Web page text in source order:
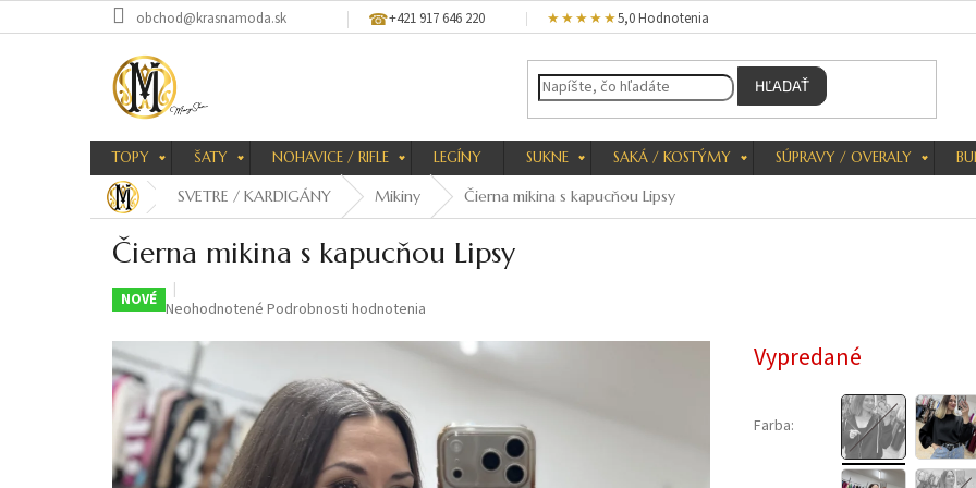
na
obchod@krasnamoda.sk +421 917 646 220 ★★★★★5,0 Hodnotenia
HĽADAŤ
TOPY ŠATY NOHAVICE / RIFLE LEGÍNY SUKNE SAKÁ / KOSTÝMY SÚPRAVY / OVERALY
SVETRE / KARDIGÁNY Mikiny Čierna mikina s kapucňou Lipsy
Čierna mikina s kapucňou Lipsy
NOVÉ Priemerné
produktu
je
0,0
z
5
hviezdičiek.
Neohodnotené Podrobnosti hodnotenia
Vypredané
Farba: